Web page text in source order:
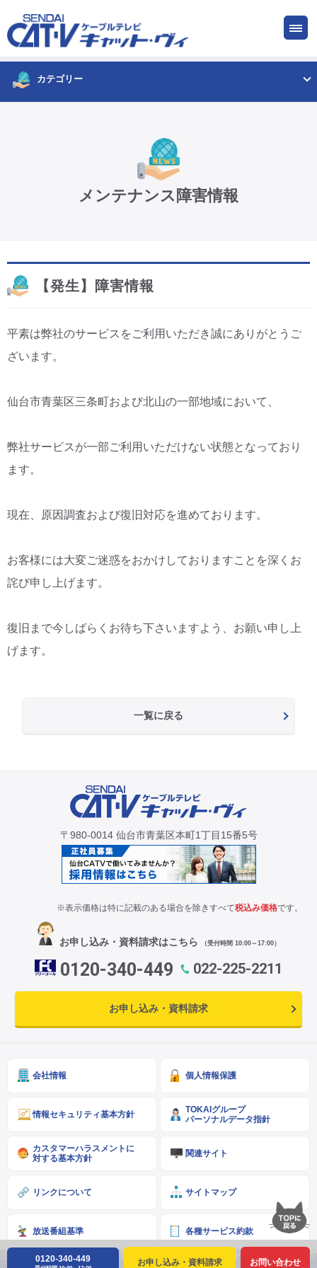
カテゴリー
メンテナンス障害情報
【発生】障害情報
平素は弊社のサービスをご利用いただき誠にありがとうご
ざいます。
仙台市青葉区三条町および北山の一部地域において、
弊社サービスが一部ご利用いただけない状態となっており
ます。
現在、原因調査および復旧対応を進めております。
お客様には大変ご迷惑をおかけしておりますことを深くお
詫び申し上げます。
復旧まで今しばらくお待ち下さいますよう、お願い申し上
げます。
一覧に戻る
〒980-0014 仙台市青葉区本町1丁目15番5号
※表示価格は特に記載のある場合を除きすべて税込み価格です。
お申し込み・資料請求はこちら （受付時間 10:00～17:00）
0120-340-449 022-225-2211
お申し込み・資料請求
会社情報 個人情報保護
情報セキュリティ基本方針
TOKAIグループ
パーソナルデータ指針
カスタマーハラスメントに
対する基本方針
関連サイト
リンクについて サイトマップ
放送番組基準 各種サービス約款
0120-340-449 お申し込み・資料請求 お問い合わせ
お申し込み
ご検討中の方
サービス
CM・広告掲載